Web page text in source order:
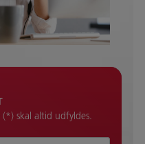
skal altid udfyldes.